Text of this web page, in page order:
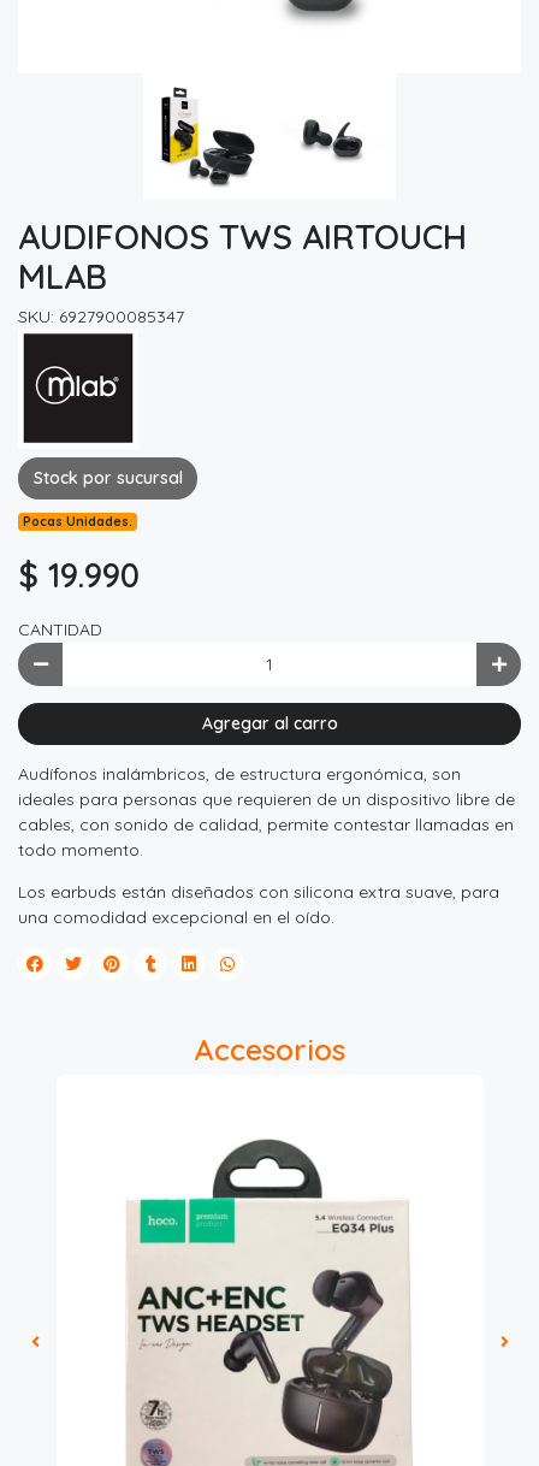
AUDIFONOS TWS AIRTOUCH
MLAB
SKU: 6927900085347
Stock por sucursal
Pocas Unidades.
$ 19.990
CANTIDAD
Agregar al carro
Audífonos inalámbricos, de estructura ergonómica, son
ideales para personas que requieren de un dispositivo libre de
cables, con sonido de calidad, permite contestar llamadas en
todo momento.
Los earbuds están diseñados con silicona extra suave, para
una comodidad excepcional en el oído.
Accesorios